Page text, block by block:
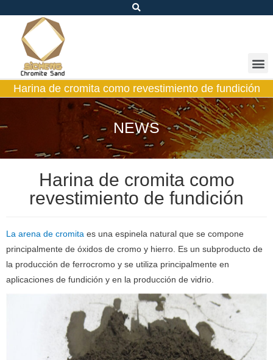
Harina de cromita como revestimiento de fundición
NEWS
Harina de cromita como
revestimiento de fundición
La arena de cromita es una espinela natural que se compone
principalmente de óxidos de cromo y hierro. Es un subproducto de
la producción de ferrocromo y se utiliza principalmente en
aplicaciones de fundición y en la producción de vidrio.